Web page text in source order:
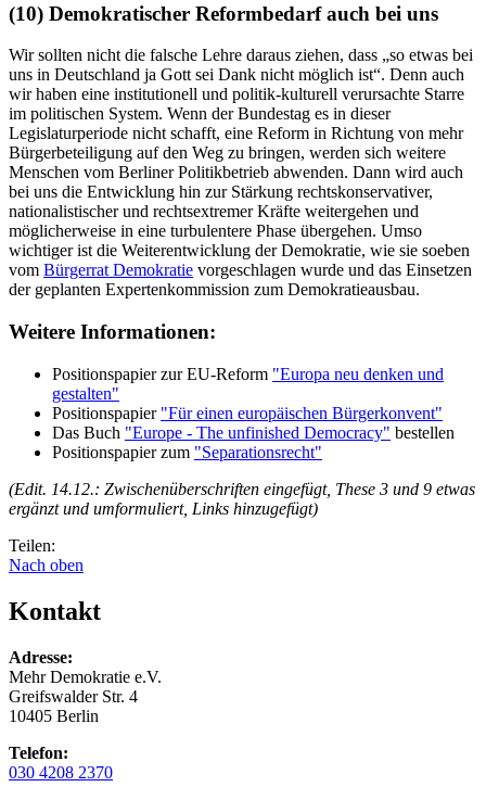
(10) Demokratischer Reformbedarf auch bei uns
Wir sollten nicht die falsche Lehre daraus ziehen, dass „so etwas bei
uns in Deutschland ja Gott sei Dank nicht möglich ist“. Denn auch
wir haben eine institutionell und politik-kulturell verursachte Starre
im politischen System. Wenn der Bundestag es in dieser
Legislaturperiode nicht schafft, eine Reform in Richtung von mehr
Bürgerbeteiligung auf den Weg zu bringen, werden sich weitere
Menschen vom Berliner Politikbetrieb abwenden. Dann wird auch
bei uns die Entwicklung hin zur Stärkung rechtskonservativer,
nationalistischer und rechtsextremer Kräfte weitergehen und
möglicherweise in eine turbulentere Phase übergehen. Umso
wichtiger ist die Weiterentwicklung der Demokratie, wie sie soeben
vom Bürgerrat Demokratie vorgeschlagen wurde und das Einsetzen
der geplanten Expertenkommission zum Demokratieausbau.
Weitere Informationen:
Positionspapier zur EU-Reform "Europa neu denken und
gestalten"
Positionspapier "Für einen europäischen Bürgerkonvent"
Das Buch "Europe - The unfinished Democracy" bestellen
Positionspapier zum "Separationsrecht"
(Edit. 14.12.: Zwischenüberschriften eingefügt, These 3 und 9 etwas
ergänzt und umformuliert, Links hinzugefügt)
Teilen:
Nach oben
Kontakt
Adresse:
Mehr Demokratie e.V.
Greifswalder Str. 4
10405 Berlin
Telefon:
030 4208 2370